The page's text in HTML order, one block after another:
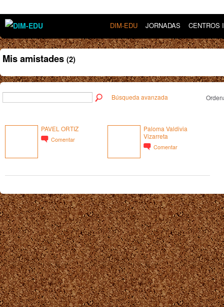
DIM-EDU JORNADAS CENTROS
Mis amistades (2)
Búsqueda avanzada
PAVEL ORTIZ
Comentar
Paloma Valdivia
Vizarreta
Comentar